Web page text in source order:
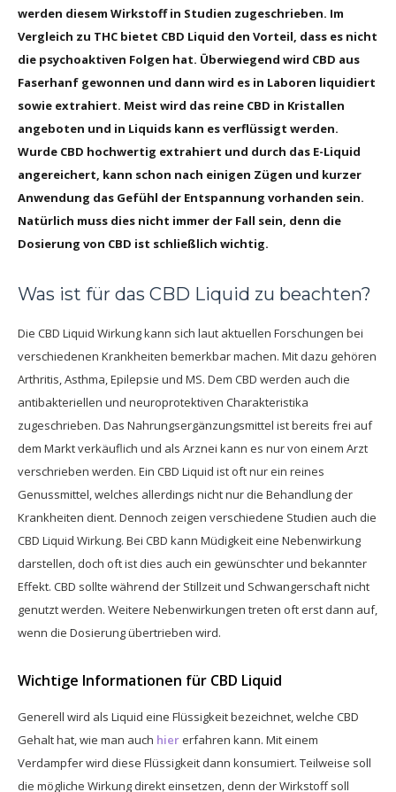
werden diesem Wirkstoff in Studien zugeschrieben. Im
Vergleich zu THC bietet CBD Liquid den Vorteil, dass es nicht
die psychoaktiven Folgen hat. Überwiegend wird CBD aus
Faserhanf gewonnen und dann wird es in Laboren liquidiert
sowie extrahiert. Meist wird das reine CBD in Kristallen
angeboten und in Liquids kann es verflüssigt werden.
Wurde CBD hochwertig extrahiert und durch das E-Liquid
angereichert, kann schon nach einigen Zügen und kurzer
Anwendung das Gefühl der Entspannung vorhanden sein.
Natürlich muss dies nicht immer der Fall sein, denn die
Dosierung von CBD ist schließlich wichtig.
Was ist für das CBD Liquid zu beachten?
Die CBD Liquid Wirkung kann sich laut aktuellen Forschungen bei
verschiedenen Krankheiten bemerkbar machen. Mit dazu gehören
Arthritis, Asthma, Epilepsie und MS. Dem CBD werden auch die
antibakteriellen und neuroprotektiven Charakteristika
zugeschrieben. Das Nahrungsergänzungsmittel ist bereits frei auf
dem Markt verkäuflich und als Arznei kann es nur von einem Arzt
verschrieben werden. Ein CBD Liquid ist oft nur ein reines
Genussmittel, welches allerdings nicht nur die Behandlung der
Krankheiten dient. Dennoch zeigen verschiedene Studien auch die
CBD Liquid Wirkung. Bei CBD kann Müdigkeit eine Nebenwirkung
darstellen, doch oft ist dies auch ein gewünschter und bekannter
Effekt. CBD sollte während der Stillzeit und Schwangerschaft nicht
genutzt werden. Weitere Nebenwirkungen treten oft erst dann auf,
wenn die Dosierung übertrieben wird.
Wichtige Informationen für CBD Liquid
Generell wird als Liquid eine Flüssigkeit bezeichnet, welche CBD
Gehalt hat, wie man auch hiererfahren kann. Mit einem
Verdampfer wird diese Flüssigkeit dann konsumiert. Teilweise soll
die mögliche Wirkung direkt einsetzen, denn der Wirkstoff soll